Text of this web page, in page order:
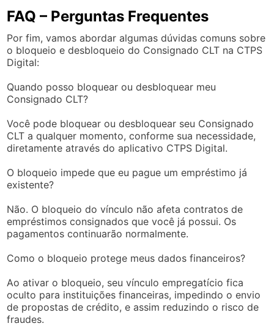
FAQ – Perguntas Frequentes
Por fim, vamos abordar algumas dúvidas comuns sobre
o bloqueio e desbloqueio do Consignado CLT na CTPS
Digital:
Quando posso bloquear ou desbloquear meu
Consignado CLT?
Você pode bloquear ou desbloquear seu Consignado
CLT a qualquer momento, conforme sua necessidade,
diretamente através do aplicativo CTPS Digital.
O bloqueio impede que eu pague um empréstimo já
existente?
Não. O bloqueio do vínculo não afeta contratos de
empréstimos consignados que você já possui. Os
pagamentos continuarão normalmente.
Como o bloqueio protege meus dados financeiros?
Ao ativar o bloqueio, seu vínculo empregatício fica
oculto para instituições financeiras, impedindo o envio
de propostas de crédito, e assim reduzindo o risco de
fraudes.